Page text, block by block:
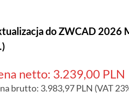
do ZWCAD 2026
netto: 3.239,00 PLN
brutto: 3.983,97PLN (VAT